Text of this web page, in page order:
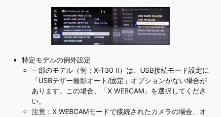
特定モデルの例外設定
一部のモデル（例：X-T30 II）は、USB接続モード設定に
「USBテザー撮影オート/固定」オプションがない場合が
あります。この場合、「X WEBCAM」を選択してくださ
い。
注意：X WEBCAMモードで接続されたカメラの場合、オ